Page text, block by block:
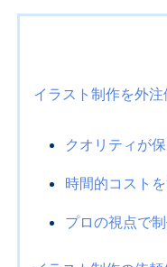
イラスト制作を外
クオリティが
時間的コスト
プロの視点で